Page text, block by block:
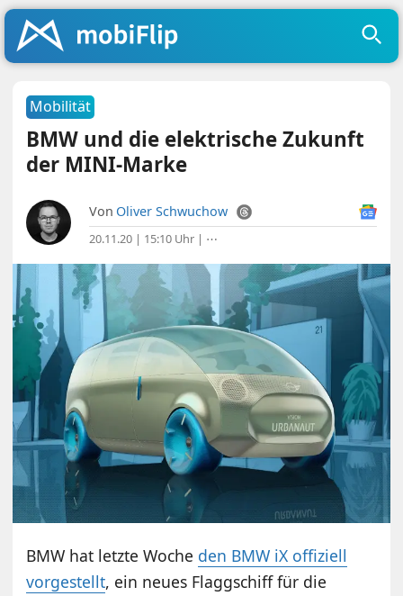
Mobilität
BMW und die elektrische Zukunft
der MINI-Marke
Von Oliver Schwuchow
20.11.20 | 15:10 Uhr | ⋯
BMW hat letzte Woche den BMW iX offiziell
vorgestellt, ein neues Flaggschiff für die